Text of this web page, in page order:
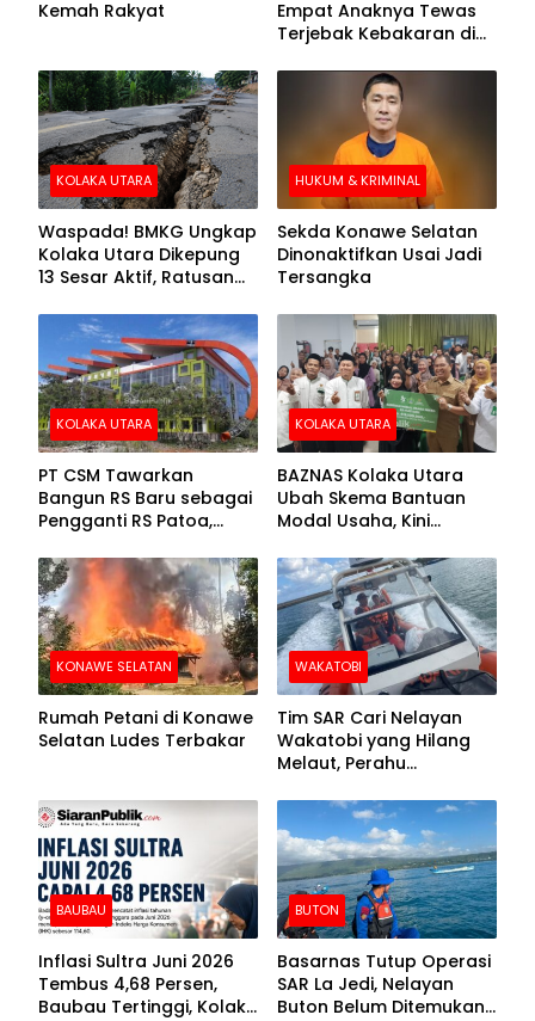
Kemah Rakyat
Empat Anaknya Tewas
Terjebak Kebakaran di
KOLAKA UTARA
Waspada! BMKG Ungkap
Kolaka Utara Dikepung
13 Sesar Aktif, Ratusan
HUKUM & KRIMINAL
Sekda Konawe Selatan
Dinonaktifkan Usai Jadi
Tersangka
KOLAKA UTARA
PT CSM Tawarkan
Bangun RS Baru sebagai
Pengganti RS Patoa,
Kolut
KOLAKA UTARA
BAZNAS Kolaka Utara
Ubah Skema Bantuan
Modal Usaha, Kini
Barang Senilai Rp419,5
Juta
KONAWE SELATAN
Rumah Petani di Konawe
Selatan Ludes Terbakar
WAKATOBI
Tim SAR Cari Nelayan
Wakatobi yang Hilang
Melaut, Perahu
Kemasukan Air
BAUBAU
Inflasi Sultra Juni 2026
Tembus 4,68 Persen,
Baubau Tertinggi, Kolaka
BUTON
Basarnas Tutup Operasi
SAR La Jedi, Nelayan
Buton Belum Ditemukan